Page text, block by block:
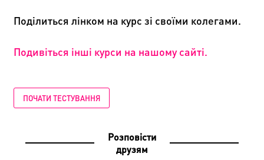
Поділитьcя лінком на курс зі своїми колегами.
Подивіться інші курси на нашому сайті.
ПОЧАТИ ТЕСТУВАННЯ
Розповісти
друзям